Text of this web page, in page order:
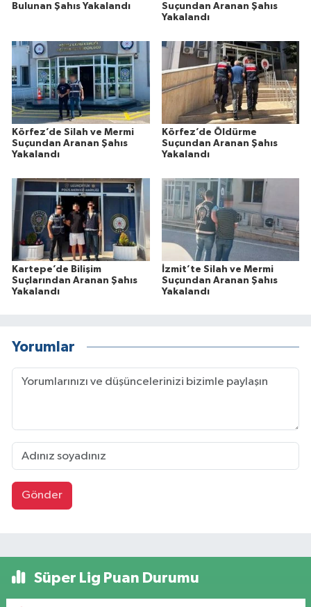
Bulunan Şahıs Yakalandı
Suçundan Aranan Şahıs
Yakalandı
Körfez’de Silah ve Mermi
Suçundan Aranan Şahıs
Yakalandı
Körfez’de Öldürme
Suçundan Aranan Şahıs
Yakalandı
Kartepe’de Bilişim
Suçlarından Aranan Şahıs
Yakalandı
İzmit’te Silah ve Mermi
Suçundan Aranan Şahıs
Yakalandı
Yorumlar
Gönder
Süper Lig Puan Durumu